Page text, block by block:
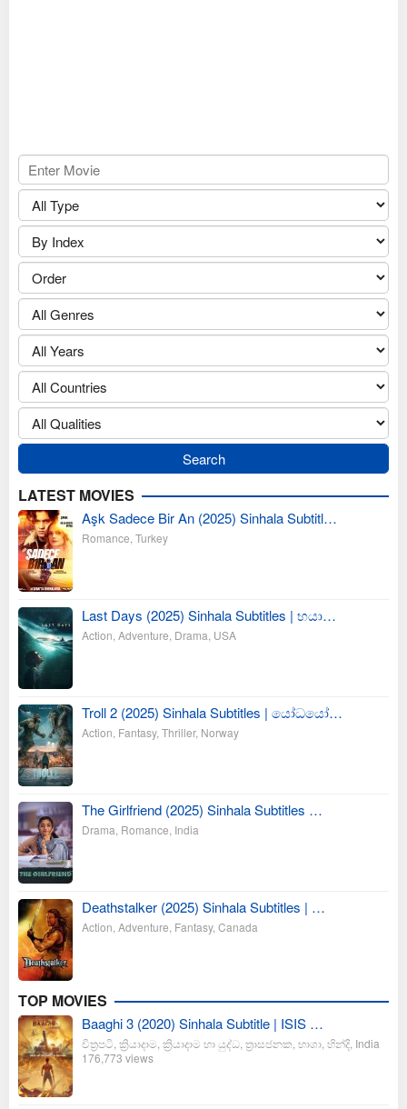
LATEST MOVIES
Aşk Sadece Bir An (2025) Sinhala Subtitl…
Romance Turkey
Last Days (2025) Sinhala Subtitles | භයා…
Action Adventure Drama USA
Troll 2 (2025) Sinhala Subtitles | යෝධයෝ…
Action Fantasy, Thriller, Norway
The Girlfriend (2025) Sinhala Subtitles …
Drama Romance India
Deathstalker (2025) Sinhala Subtitles | …
Action Adventure Fantasy, Canada
TOP MOVIES
Baaghi 3 (2020) Sinhala Subtitle | ISIS …
චිත්‍රපටි ක්‍රියාදාම ක්‍රියාදාම හා යුද්ධ ත්‍රාසජනක භාශා හින්දි India
176,773 views